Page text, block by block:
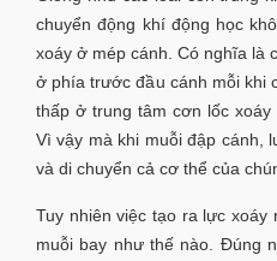
chuyển động khí động học
xoáy ở mép cánh. Có nghĩa là
ở phía trước đầu cánh mỗi khi
thấp ở trung tâm cơn lốc
Vì vậy mà khi muỗi đập cánh,
và di chuyển cả cơ thể của
Tuy nhiên việc tạo ra lực xoáy
muỗi bay như thế nào. Đúng